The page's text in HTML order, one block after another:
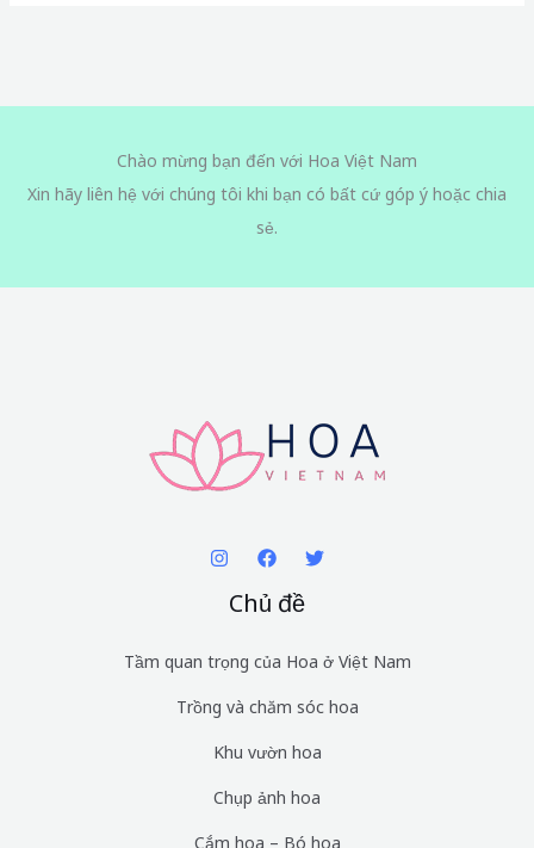
Chào mừng bạn đến với Hoa Việt Nam
Xin hãy liên hệ với chúng tôi khi bạn có bất cứ góp ý hoặc chia
sẻ.
Chủ đề
Tầm quan trọng của Hoa ở Việt Nam
Trồng và chăm sóc hoa
Khu vườn hoa
Chụp ảnh hoa
Cắm hoa – Bó hoa